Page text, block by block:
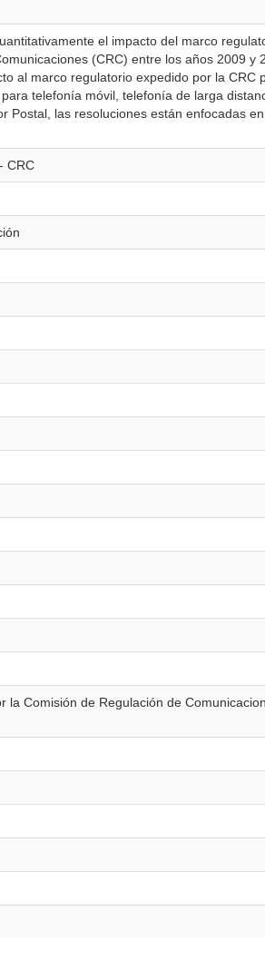
el impacto del marco
(CRC) entre los años 2009 y
al marco regulatorio expedido por la CRC
telefonía móvil, telefonía de larga
Postal, las resoluciones están enfocadas
CRC
la Comisión de Regulación de